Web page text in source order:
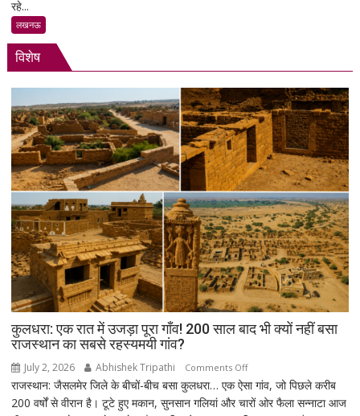
आखिर
क्यों
सड़क
पर
उतरे
युवा,
क्या
हैं
उनकी
मांगें?
रहे...
लखनऊ
विशेष
कुलधरा: एक रात में उजड़ा पूरा गाँव! 200 साल बाद भी क्यों नहीं बसा
राजस्थान का सबसे रहस्यमयी गांव?
July 2, 2026 Abhishek Tripathi Comments Offon
कुलधरा:
एक
राजस्थान: जैसलमेर जिले के बीचों-बीच बसा कुलधरा… एक ऐसा गांव, जो पिछले करीब
200 वर्षों से वीरान है। टूटे हुए मकान, सुनसान गलियां और चारों ओर फैला सन्नाटा आज